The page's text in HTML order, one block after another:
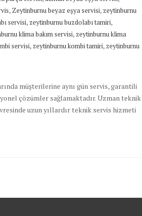
, Zeytinburnu beyaz eşya servisi, zeytinburnu
servisi, zeytinburnu buzdolabı tamiri,
klima bakım servisi, zeytinburnu klima
servisi, zeytinburnu kombi tamiri, zeytinburnu
müşterilerine aynı gün servis, garantili
çözümler sağlamaktadır. Uzman teknik
uzun yıllardır teknik servis hizmeti